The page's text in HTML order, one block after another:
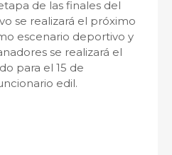
de las finales del
se realizará el próximo
escenario deportivo y
se realizará el
para el 15 de
edil.